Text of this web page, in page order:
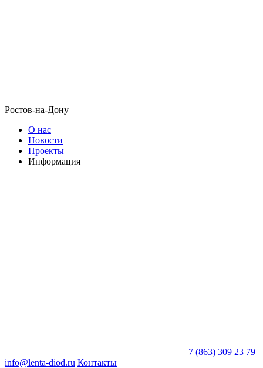
Ростов-на-Дону
О нас
Новости
Проекты
Информация
+7 (863) 309 23 79
info@lenta-diod.ru Контакты